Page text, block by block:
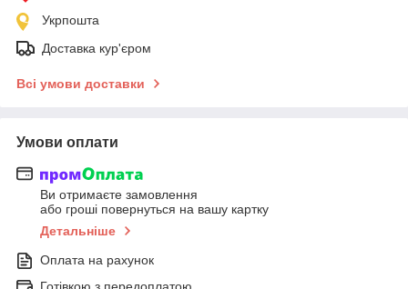
Укрпошта
Доставка кур'єром
Всі умови доставки
Умови оплати
Ви отримаєте замовлення
або гроші повернуться на вашу картку
Детальніше
Оплата на рахунок